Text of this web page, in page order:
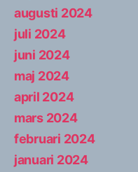
augusti 2024
juli 2024
juni 2024
maj 2024
april 2024
mars 2024
februari 2024
januari 2024